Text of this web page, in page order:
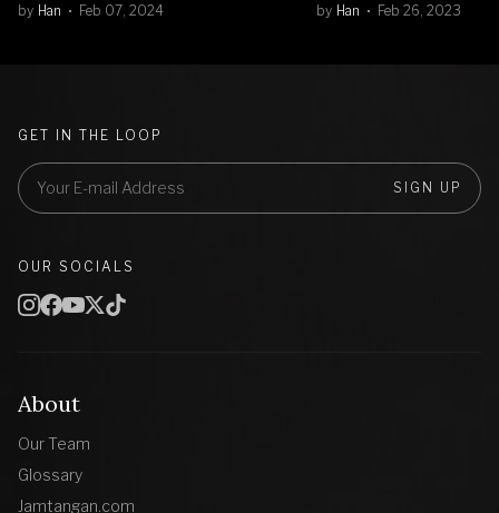
by Han Feb 07, 2024
by Han Feb 26, 2023
About
Our Team
Glossary
Jamtangan.com
GET IN THE LOOP
SIGN UP
OUR SOCIALS